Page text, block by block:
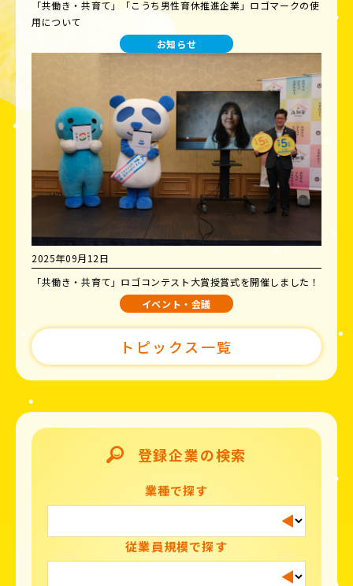
「共働き・共育て」「こうち男性育休推進企業」ロゴマークの使
用について
お知らせ
2025年09月12日
「共働き・共育て」ロゴコンテスト大賞授賞式を開催しました！
イベント・会議
トピックス一覧
登録企業の検索
業種で探す
従業員規模で探す